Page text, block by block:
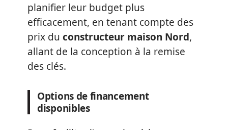
planifier leur budget plus
efficacement, en tenant compte des
prix du constructeur maison Nord,
allant de la conception à la remise
des clés.
Options de financement
disponibles